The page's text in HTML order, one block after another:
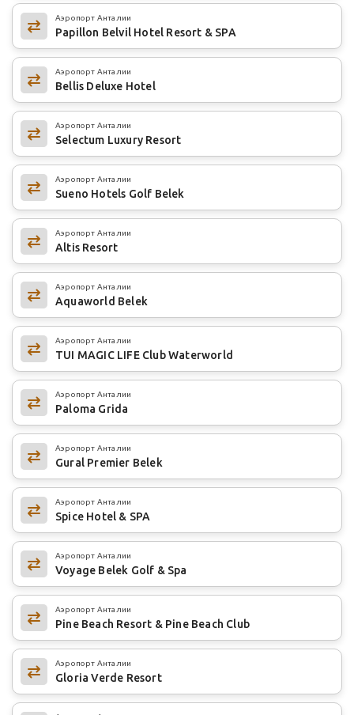
Аэропорт Анталии
Papillon Belvil Hotel Resort & SPA
Аэропорт Анталии
Bellis Deluxe Hotel
Аэропорт Анталии
Selectum Luxury Resort
Аэропорт Анталии
Sueno Hotels Golf Belek
Аэропорт Анталии
Altis Resort
Аэропорт Анталии
Aquaworld Belek
Аэропорт Анталии
TUI MAGIC LIFE Club Waterworld
Аэропорт Анталии
Paloma Grida
Аэропорт Анталии
Gural Premier Belek
Аэропорт Анталии
Spice Hotel & SPA
Аэропорт Анталии
Voyage Belek Golf & Spa
Аэропорт Анталии
Pine Beach Resort & Pine Beach Club
Аэропорт Анталии
Gloria Verde Resort